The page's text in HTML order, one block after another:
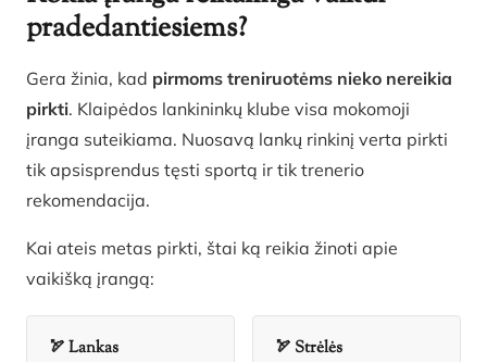
pradedantiesiems?
Gera žinia, kad pirmoms treniruotėms nieko nereikia
pirkti. Klaipėdos lankininkų klube visa mokomoji
įranga suteikiama. Nuosavą lankų rinkinį verta pirkti
tik apsisprendus tęsti sportą ir tik trenerio
rekomendacija.
Kai ateis metas pirkti, štai ką reikia žinoti apie
vaikišką įrangą:
🏹 Lankas 🏹 Strėlės